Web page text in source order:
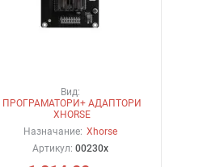
Вид:
ПРОГРАМАТОРИ+ АДАПТОРИ
XHORSE
Назначание: Xhorse
Артикул: 00230x